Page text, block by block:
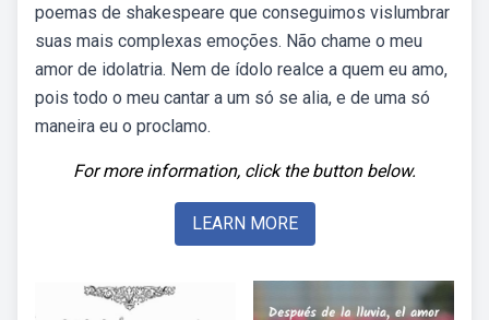
poemas de shakespeare que conseguimos vislumbrar
suas mais complexas emoções. Não chame o meu
amor de idolatria. Nem de ídolo realce a quem eu amo,
pois todo o meu cantar a um só se alia, e de uma só
maneira eu o proclamo.
For more information, click the button below.
LEARN MORE